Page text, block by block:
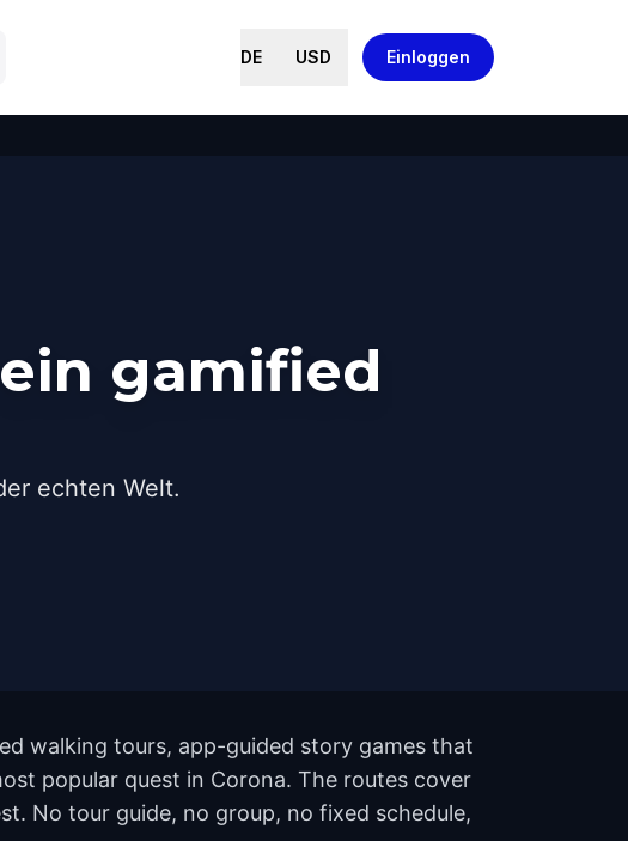
DE USD Einloggen
gamified
echten Welt.
walking tours, app-guided story games that
popular quest in Corona. The routes cover
No tour guide, no group, no fixed schedule,